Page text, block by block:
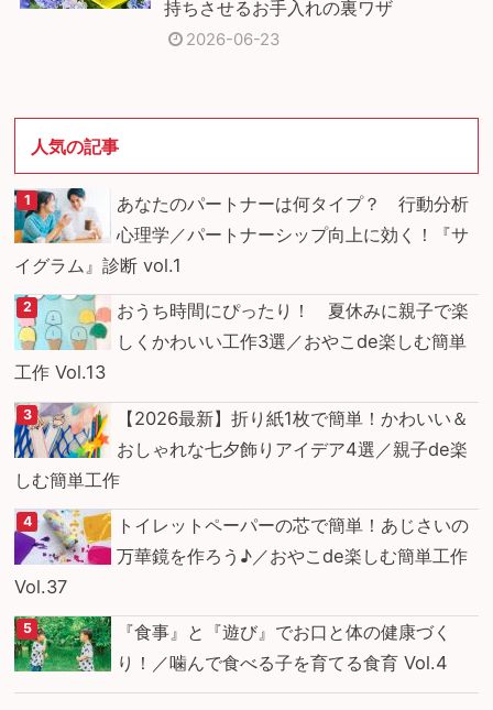
持ちさせるお手入れの裏ワザ
2026-06-23
人気の記事
あなたのパートナーは何タイプ？ 行動分析
心理学／パートナーシップ向上に効く！『サ
イグラム』診断 vol.1
おうち時間にぴったり！ 夏休みに親子で楽
しくかわいい工作3選／おやこde楽しむ簡単
工作 Vol.13
【2026最新】折り紙1枚で簡単！かわいい＆
おしゃれな七夕飾りアイデア4選／親子de楽
しむ簡単工作
トイレットペーパーの芯で簡単！あじさいの
万華鏡を作ろう♪／おやこde楽しむ簡単工作
Vol.37
『食事』と『遊び』でお口と体の健康づく
り！／噛んで食べる子を育てる食育 Vol.4